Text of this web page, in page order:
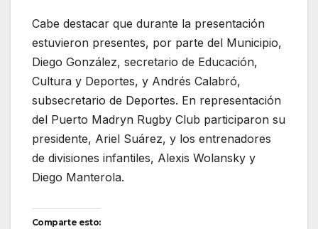
Cabe destacar que durante la presentación
estuvieron presentes, por parte del Municipio,
Diego González, secretario de Educación,
Cultura y Deportes, y Andrés Calabró,
subsecretario de Deportes. En representación
del Puerto Madryn Rugby Club participaron su
presidente, Ariel Suárez, y los entrenadores
de divisiones infantiles, Alexis Wolansky y
Diego Manterola.
Comparte esto: